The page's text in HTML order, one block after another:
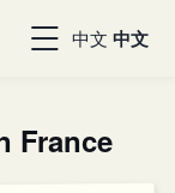
中文 中文
France